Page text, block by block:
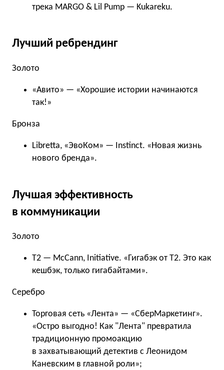
трека MARGO & Lil Pump — Kukareku.
Лучший ребрендинг
Золото
«Авито» — «Хорошие истории начинаются
так!»
Бронза
Libretta, «ЭвоКом» — Instinct. «Новая жизнь
нового бренда».
Лучшая эффективность
в коммуникации
Золото
Т2 — McCann, Initiative. «Гигабэк от Т2. Это как
кешбэк, только гигабайтами».
Серебро
Торговая сеть «Лента» — «СберМаркетинг».
«Остро выгодно! Как "Лента" превратила
традиционную промоакцию
в захватывающий детектив с Леонидом
Каневским в главной роли»;